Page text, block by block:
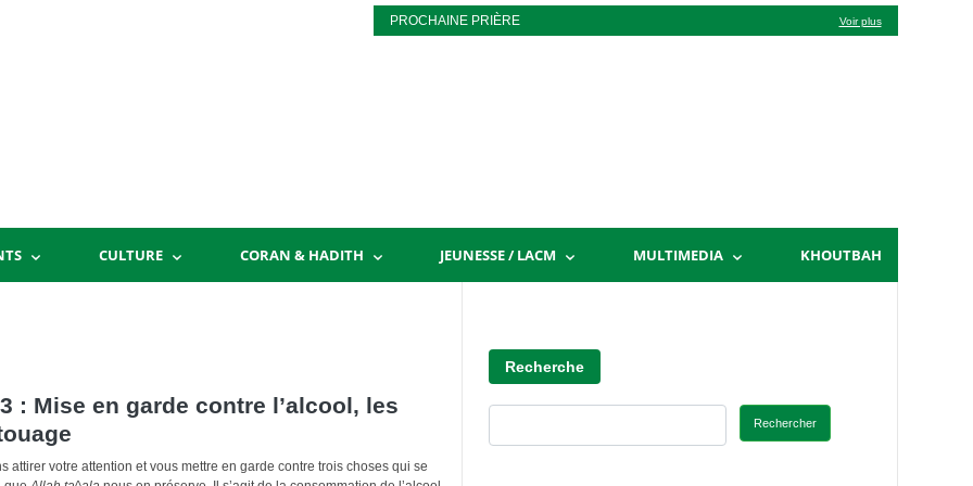
PROCHAINE PRIÈRE Voir plus
CULTURE CORAN & HADITH JEUNESSE / LACM MULTIMEDIA KHOUTBAH
: Mise en garde contre l’alcool, les
attirer votre attention et vous mettre en garde contre trois choses qui se
Recherche
Rechercher